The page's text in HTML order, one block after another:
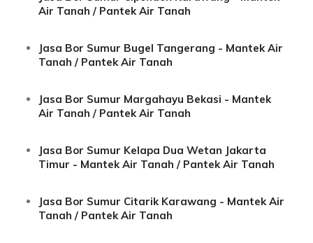
Air Tanah / Pantek Air Tanah
Jasa Bor Sumur Bugel Tangerang - Mantek Air
Tanah / Pantek Air Tanah
Jasa Bor Sumur Margahayu Bekasi - Mantek
Air Tanah / Pantek Air Tanah
Jasa Bor Sumur Kelapa Dua Wetan Jakarta
Timur - Mantek Air Tanah / Pantek Air Tanah
Jasa Bor Sumur Citarik Karawang - Mantek Air
Tanah / Pantek Air Tanah